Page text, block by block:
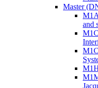
Master
and